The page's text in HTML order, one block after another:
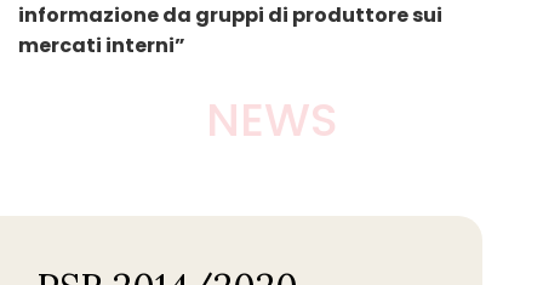
informazione da gruppi di produttore sui
mercati interni”
NEWS